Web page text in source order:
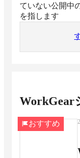
ていない公開中
を指します
WorkGear
おすすめ